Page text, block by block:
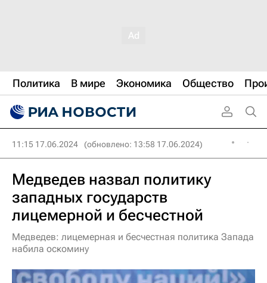
Политика В мире Экономика Общество
11:15 17.06.2024 (обновлено: 13:58 17.06.2024)
Медведев назвал политику
западных государств
лицемерной и бесчестной
Медведев: лицемерная и бесчестная политика Запада
набила оскомину